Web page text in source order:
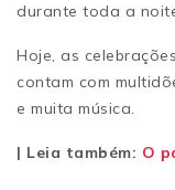
durante toda a
Hoje, as
contam com
e muita música.
| Leia também: O